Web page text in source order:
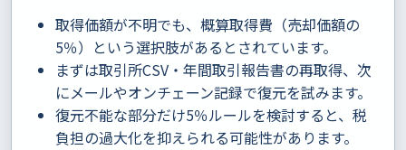
取得価額が不明でも、概算取得費（売却価額の
5％）という選択肢があるとされています。
まずは取引所CSV・年間取引報告書の再取得、次
にメールやオンチェーン記録で復元を試みます。
復元不能な部分だけ5％ルールを検討すると、税
負担の過大化を抑えられる可能性があります。